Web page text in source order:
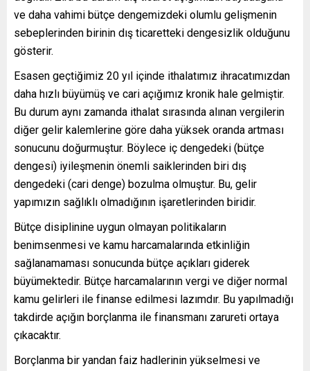
ve daha vahimi bütçe dengemizdeki olumlu gelişmenin
sebeplerinden birinin dış ticaretteki dengesizlik olduğunu
gösterir.
Esasen geçtiğimiz 20 yıl içinde ithalatımız ihracatımızdan
daha hızlı büyümüş ve cari açığımız kronik hale gelmiştir.
Bu durum aynı zamanda ithalat sırasında alınan vergilerin
diğer gelir kalemlerine göre daha yüksek oranda artması
sonucunu doğurmuştur. Böylece iç dengedeki (bütçe
dengesi) iyileşmenin önemli saiklerinden biri dış
dengedeki (cari denge) bozulma olmuştur. Bu, gelir
yapımızın sağlıklı olmadığının işaretlerinden biridir.
Bütçe disiplinine uygun olmayan politikaların
benimsenmesi ve kamu harcamalarında etkinliğin
sağlanamaması sonucunda bütçe açıkları giderek
büyümektedir. Bütçe harcamalarının vergi ve diğer normal
kamu gelirleri ile finanse edilmesi lazımdır. Bu yapılmadığı
takdirde açığın borçlanma ile finansmanı zarureti ortaya
çıkacaktır.
Borçlanma bir yandan faiz hadlerinin yükselmesi ve